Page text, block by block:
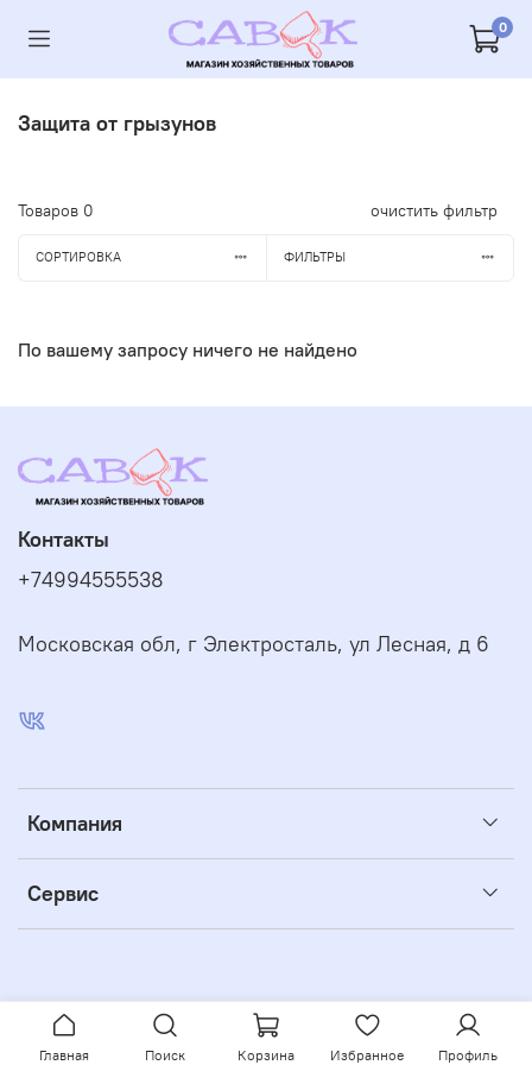
0
Защита от грызунов
Товаров 0 очистить фильтр
СОРТИРОВКА ФИЛЬТРЫ
По вашему запросу ничего не найдено
Компания
Сервис
Контакты
+74994555538
Московская обл, г Электросталь, ул Лесная, д 6
Главная Поиск Корзина Избранное Профиль